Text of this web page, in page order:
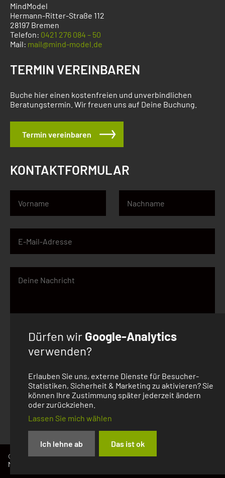
MindModel
Hermann-Ritter-Straße 112
28197 Bremen
Telefon: 0421 276 084 – 50
Mail: mail@mind-model.de
TERMIN VEREINBAREN
Buche hier einen kostenfreien und unverbindlichen
Beratungstermin. Wir freuen uns auf Deine Buchung.
Termin vereinbaren
KONTAKTFORMULAR
Senden
© 2026
MindModel
Impressum
Datenschutzerklärung
Dürfen wir Google-Analytics
verwenden?
Erlauben Sie uns, externe Dienste für Besucher-
Statistiken, Sicherheit & Marketing zu aktivieren? Sie
können Ihre Zustimmung später jederzeit ändern
oder zurückziehen.
Lassen Sie mich wählen
Ich lehne ab Das ist ok